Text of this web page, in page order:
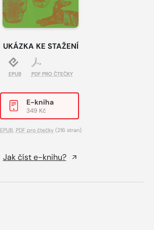
UKÁZKA KE STAŽENÍ
EPUB PDF PRO ČTEČKY
E-kniha
349 Kč
EPUB PDF pro čtečky(216 stran)
Jak číst e-knihu?